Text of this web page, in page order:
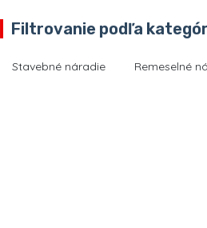
Filtrovanie podľa
Stavebné náradie Remeselné